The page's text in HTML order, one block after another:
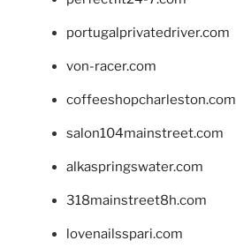
portugalprivatedriver.com
von-racer.com
coffeeshopcharleston.com
salon104mainstreet.com
alkaspringswater.com
318mainstreet8h.com
lovenailsspari.com